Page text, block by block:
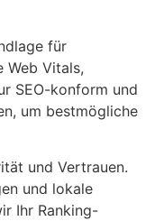
für
Web Vitals,
SEO-konform und
um bestmögliche
und Vertrauen.
und lokale
Ihr Ranking-